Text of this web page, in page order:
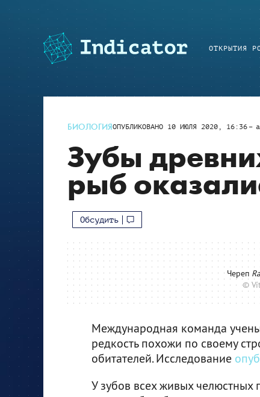
ОТКРЫТИЯ
БИОЛОГИЯОПУБЛИКОВАНО 10 ИЮЛЯ 2020, 16:36 a
Зубы
рыб
Обсудить
Череп
©
Международная команда
редкость похожи по своему
обитателей. Исследование
У зубов всех живых челюстных